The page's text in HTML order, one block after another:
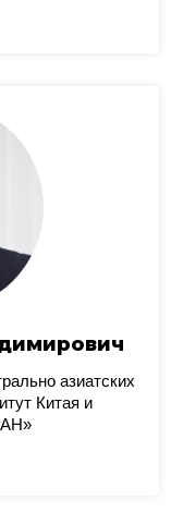
азиатских
Китая и